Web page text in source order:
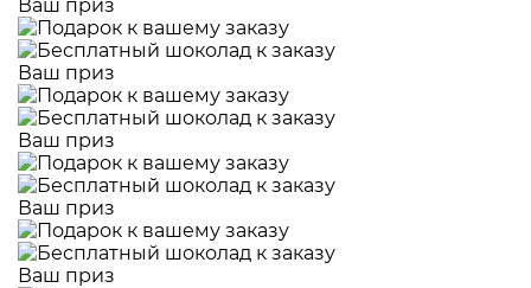
Ваш приз
Ваш приз
Ваш приз
Ваш приз
Ваш приз